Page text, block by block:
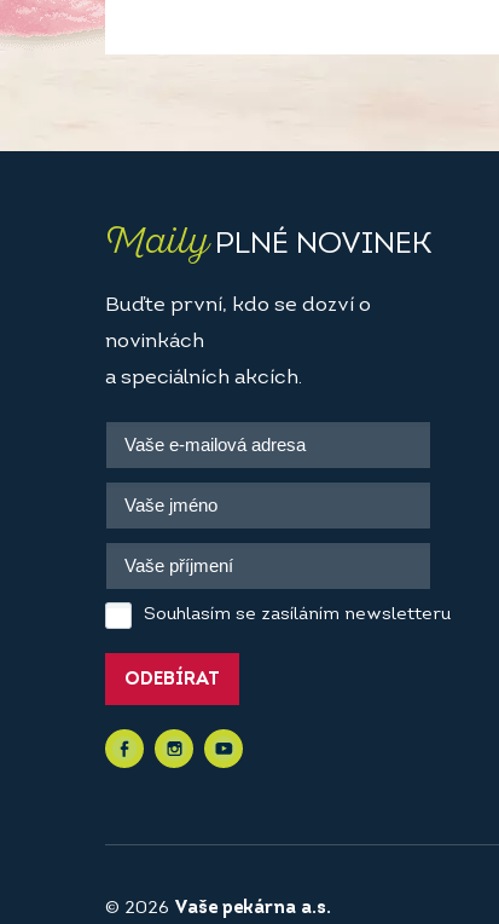
MailyPLNÉ NOVINEK
Buďte první, kdo se dozví o
novinkách
a speciálních akcích.
Souhlasím se zasíláním newsletteru
ODEBÍRAT
© 2026 Vaše pekárna a.s.